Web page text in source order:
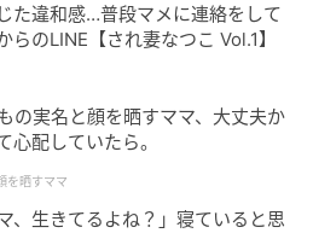
く終わった戦い。その静かな
は、きっと一層美味しく感
きすぎて思わず爆笑
た違和感…普段マメに連絡をして
らのLINE【され妻なつこ Vol.1】
実名と顔を晒すママ、大丈夫か
心配していたら。
を晒すママ
生きてるよね？」寝ていると思